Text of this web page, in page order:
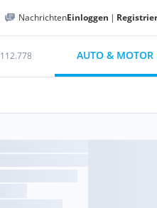
NachrichtenEinloggen |
112.778 AUTO & MOTOR